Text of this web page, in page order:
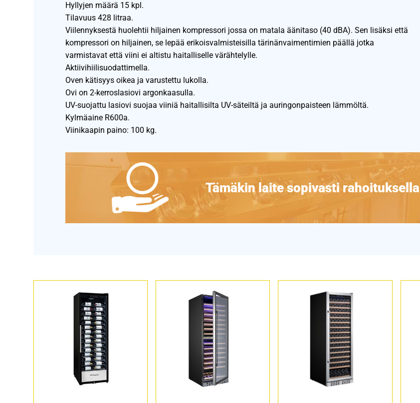
Hyllyjen määrä 15 kpl.
Tilavuus 428 litraa.
Viilennyksestä huolehtii hiljainen kompressori jossa on matala äänitaso (40 dBA). Sen lisäksi että
kompressori on hiljainen, se lepää erikoisvalmisteisilla tärinänvaimentimien päällä jotka
varmistavat että viini ei altistu haitalliselle värähtelylle.
Aktiivihiilisuodattimella.
Oven kätisyys oikea ja varustettu lukolla.
Ovi on 2-kerroslasiovi argonkaasulla.
UV-suojattu lasiovi suojaa viiniä haitallisilta UV-säteiltä ja auringonpaisteen lämmöltä.
Kylmäaine R600a.
Viinikaapin paino: 100 kg.
Tämäkin laite sopivasti rahoituksella